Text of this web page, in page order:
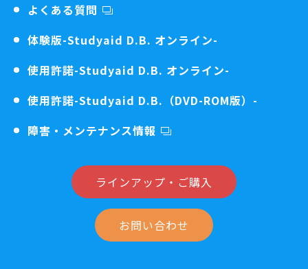
よくある質問
体験版-Studyaid D.B. オンライン-
使用許諾-Studyaid D.B. オンライン-
使用許諾-Studyaid D.B.（DVD-ROM版）-
障害・メンテナンス情報
ラインアップ・ご購入
お問い合わせ